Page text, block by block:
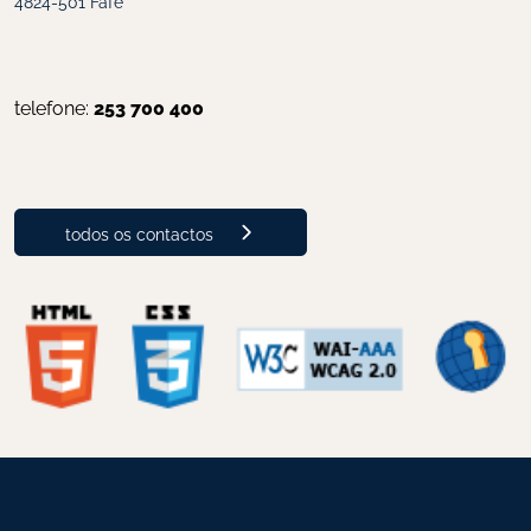
telefone: 253 700 400
todos os contactos